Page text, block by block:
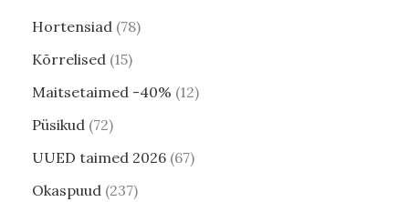
Hortensiad 78
Kõrrelised 15
Maitsetaimed -40% 12
Püsikud 72
UUED taimed 2026 67
Okaspuud 237